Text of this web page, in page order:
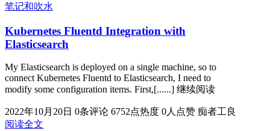
笔记和吹水
Kubernetes Fluentd Integration with
Elasticsearch
My Elasticsearch is deployed on a single machine, so to
connect Kubernetes Fluentd to Elasticsearch, I need to
modify some configuration items. First,[......] 继续阅读
2022年10月20日 0条评论 6752点热度 0人点赞 痴者工良
阅读全文